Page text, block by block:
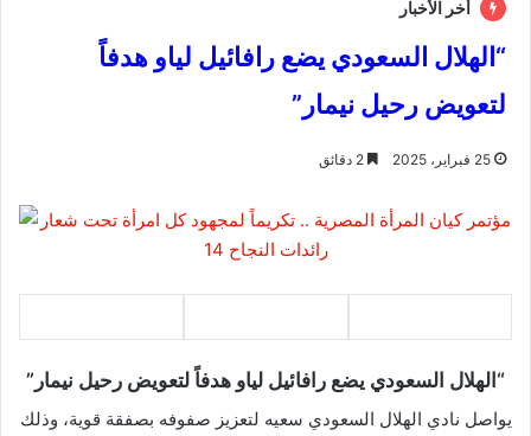
أخر الأخبار
“الهلال السعودي يضع رافائيل لياو هدفاً
لتعويض رحيل نيمار”
25 فبراير، 2025
“الهلال السعودي يضع رافائيل لياو هدفاً لتعويض رحيل نيمار”
يواصل نادي الهلال السعودي سعيه لتعزيز صفوفه بصفقة قوية، وذلك